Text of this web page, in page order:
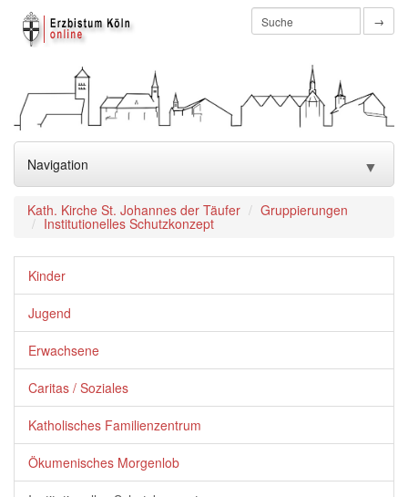
→
Navigation ▼
Aktuelles
Sakramente / Wiedereintritt
Kirchen & Einrichtungen
Gremien
Kontakt ▼
Kath. Kirche St. Johannes der Täufer Gruppierungen
Institutionelles Schutzkonzept
Kinder
Jugend
Erwachsene
Caritas / Soziales
Katholisches Familienzentrum
Ökumenisches Morgenlob